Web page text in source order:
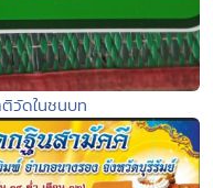
วัดในชนบท